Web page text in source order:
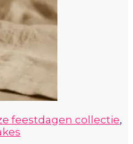
feestdagen collectie,